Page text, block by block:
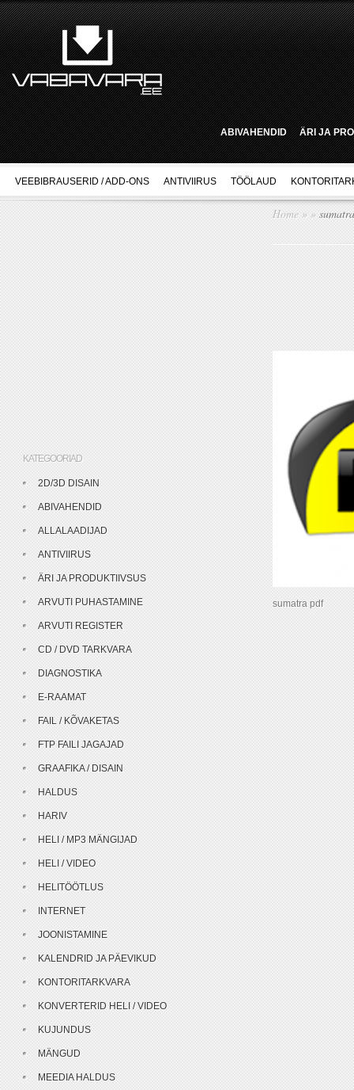
ABIVAHENDID ÄRI JA
VEEBIBRAUSERID / ADD-ONS ANTIVIIRUS TÖÖLAUD
Home » »
sumatra pdf
KATEGOORIAD
2D/3D DISAIN
ABIVAHENDID
ALLALAADIJAD
ANTIVIIRUS
ÄRI JA PRODUKTIIVSUS
ARVUTI PUHASTAMINE
ARVUTI REGISTER
CD / DVD TARKVARA
DIAGNOSTIKA
E-RAAMAT
FAIL / KÕVAKETAS
FTP FAILI JAGAJAD
GRAAFIKA / DISAIN
HALDUS
HARIV
HELI / MP3 MÄNGIJAD
HELI / VIDEO
HELITÖÖTLUS
INTERNET
JOONISTAMINE
KALENDRID JA PÄEVIKUD
KONTORITARKVARA
KONVERTERID HELI / VIDEO
KUJUNDUS
MÄNGUD
MEEDIA HALDUS